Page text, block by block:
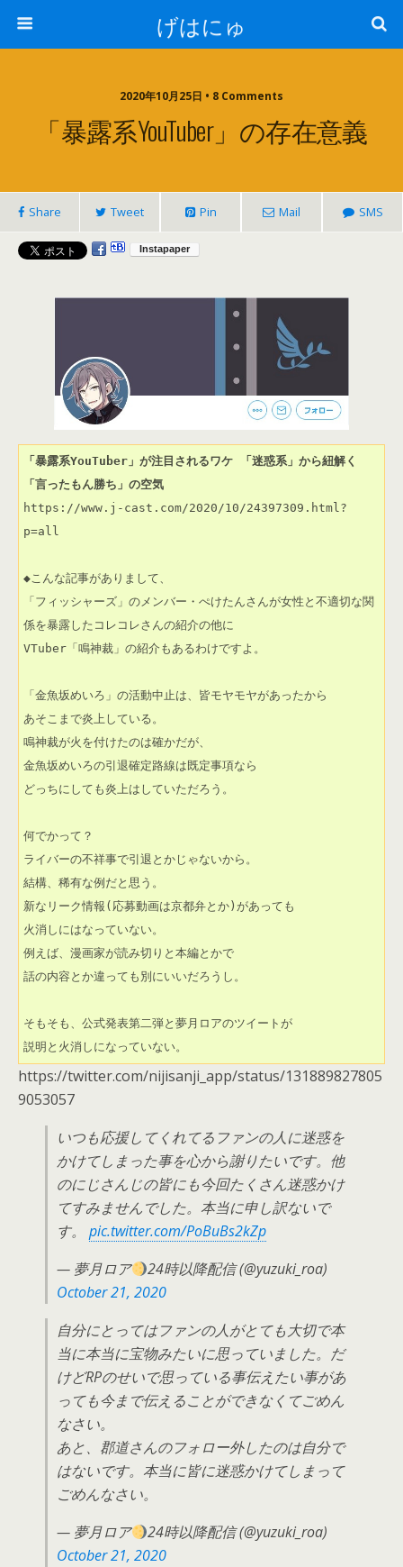
げはにゅ
2020年10月25日 • 8 Comments
「暴露系YouTuber」の存在意義
Share Tweet Pin Mail SMS
「暴露系YouTuber」が注目されるワケ 「迷惑系」から紐解く
「言ったもん勝ち」の空気
https://www.j-cast.com/2020/10/24397309.html?
p=all
◆こんな記事がありまして、
「フィッシャーズ」のメンバー・ぺけたんさんが女性と不適切な関
係を暴露したコレコレさんの紹介の他に
VTuber「鳴神裁」の紹介もあるわけですよ。
「金魚坂めいろ」の活動中止は、皆モヤモヤがあったから
あそこまで炎上している。
鳴神裁が火を付けたのは確かだが、
金魚坂めいろの引退確定路線は既定事項なら
どっちにしても炎上はしていただろう。
何でかって？
ライバーの不祥事で引退とかじゃないから。
結構、稀有な例だと思う。
新なリーク情報(応募動画は京都弁とか)があっても
火消しにはなっていない。
例えば、漫画家が読み切りと本編とかで
話の内容とか違っても別にいいだろうし。
そもそも、公式発表第二弾と夢月ロアのツイートが
説明と火消しになっていない。
https://twitter.com/nijisanji_app/status/131889827805
9053057
いつも応援してくれてるファンの人に迷惑を
かけてしまった事を心から謝りたいです。他
のにじさんじの皆にも今回たくさん迷惑かけ
てすみませんでした。本当に申し訳ないで
す。 pic.twitter.com/PoBuBs2kZp
— 夢月ロア
24時以降配信 (@yuzuki_roa)
October 21, 2020
自分にとってはファンの人がとても大切で本
当に本当に宝物みたいに思っていました。だ
けどRPのせいで思っている事伝えたい事があ
っても今まで伝えることができなくてごめん
なさい。
あと、郡道さんのフォロー外したのは自分で
はないです。本当に皆に迷惑かけてしまって
ごめんなさい。
— 夢月ロア
24時以降配信 (@yuzuki_roa)
October 21, 2020